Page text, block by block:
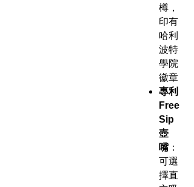
樽，
印有
哈利
波特
學院
徽章
專利
Free
Sip
壺
嘴：
可選
擇直